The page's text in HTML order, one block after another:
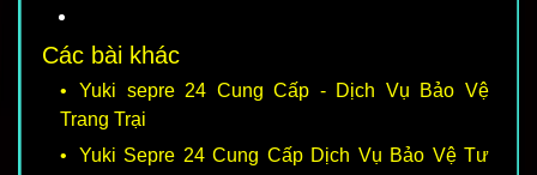
Các bài khác
Yuki sepre 24 Cung Cấp - Dịch Vụ Bảo Vệ
Trang Trại
Yuki Sepre 24 Cung Cấp Dịch Vụ Bảo Vệ Tư